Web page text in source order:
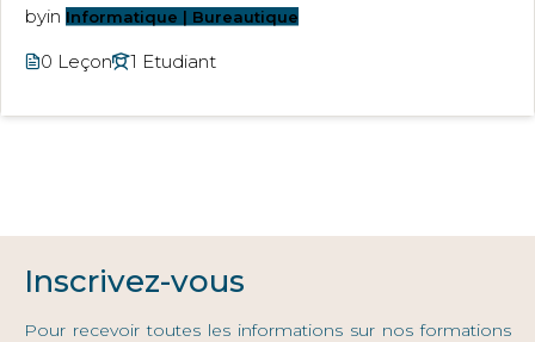
byin Informatique | Bureautique
0 Leçon 1 Etudiant
Inscrivez-vous
Pour recevoir toutes les informations sur nos formations